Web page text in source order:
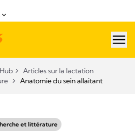
Articles sur la lactation
Anatomie du sein allaitant
et littérature